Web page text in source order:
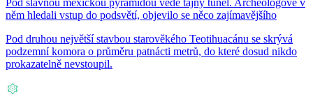
něm hledali vstup do podsvětí, objevilo se něco zajímavějšího
Pod druhou největší stavbou starověkého Teotihuacánu se skrývá
podzemní komora o průměru patnácti metrů, do které dosud nikdo
prokazatelně nevstoupil.